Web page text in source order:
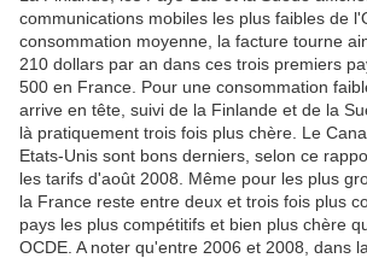
communications mobiles les plus faibles de
consommation moyenne, la facture tourne
210 dollars par an dans ces trois premiers
500 en France. Pour une consommation
arrive en tête, suivi de la Finlande et de la
là pratiquement trois fois plus chère. Le
Etats-Unis sont bons derniers, selon ce
les tarifs d'août 2008. Même pour les plus
la France reste entre deux et trois fois plus
pays les plus compétitifs et bien plus chère
OCDE. A noter qu'entre 2006 et 2008, dans